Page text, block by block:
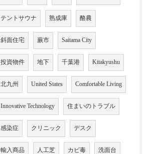
テントサウナ 熟成庫 酪農
斜面住宅 蕨市 Saitama City
投資物件 地下 千葉港 Kitakyushu
北九州 United States Comfortable Living
Innovative Technology 住まいのトラブル
感染症 クリニック デスク
輸入商品 人工芝 カビ毒 洗面台